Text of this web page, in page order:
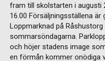
fram till skolstarten i augusti
16.00 Försäljningsställena är
Loppmarknad på
sommarsöndagarna.
och höjer stadens image
en förmån kommer onödiga